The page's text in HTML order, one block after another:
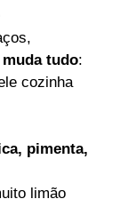
tudo:
cozinha
pimenta,
limão